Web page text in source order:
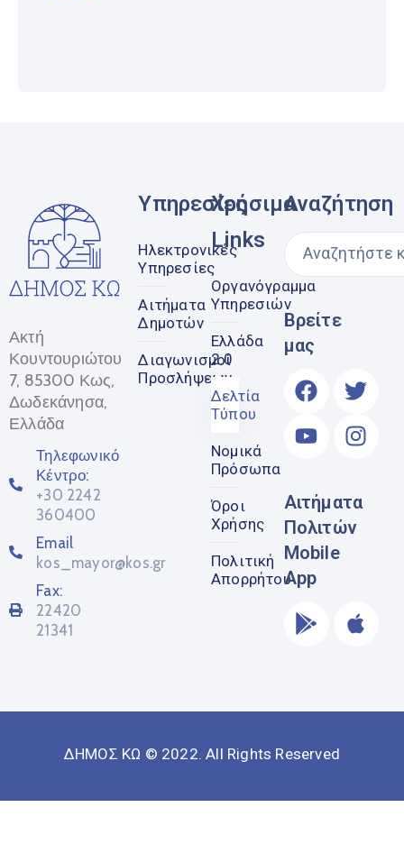
Ακτή
Κουντουριώτου
7, 85300 Κως,
Δωδεκάνησα,
Ελλάδα
Τηλεφωνικό
Κέντρο:
+30 2242
360400
Email
kos_mayor@kos.gr
Fax:
22420
21341
Υπηρεσίες
Ηλεκτρονικές
Υπηρεσίες
Αιτήματα
Δημοτών
Διαγωνισμοί
Προσλήψεων
Χρήσιμα
Links
Οργανόγραμμα
Υπηρεσιών
Ελλάδα
2.0
Δελτία
Τύπου
Νομικά
Πρόσωπα
Όροι
Χρήσης
Πολιτική
Απορρήτου
Αναζήτηση
Βρείτε
μας
Αιτήματα
Πολιτών
Mobile
App
ΔΗΜΟΣ ΚΩ © 2022. All Rights Reserved